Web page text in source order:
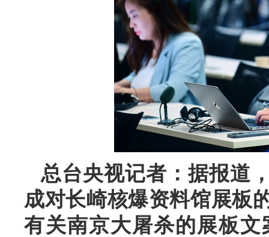
总台央视记者：据报道
成对长崎核爆资料馆展板
有关南京大屠杀的展板